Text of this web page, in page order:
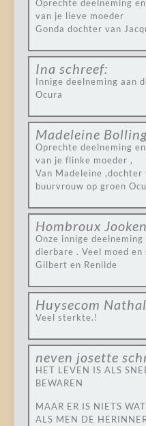
Oprechte deelneming
van je lieve moeder
Gonda dochter van
Ina schreef:
Innige deelneming aan
Ocura
Madeleine
Oprechte deelneming
van je flinke moeder ,
Van Madeleine ,dochter
buurvrouw op groen
Hombroux Jooken
Onze innige
dierbare . Veel moed
Gilbert en Renilde
Huysecom
Veel sterkte.!
neven josette
HET LEVEN IS ALS
BEWAREN
MAAR ER IS NIETS
ALS MEN DE